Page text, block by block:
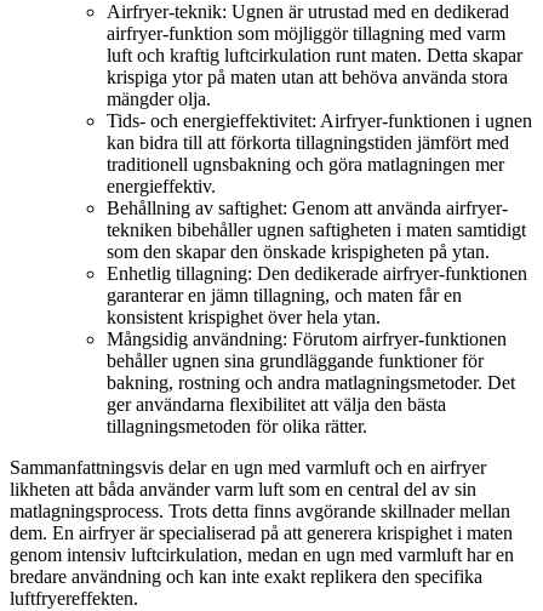
Airfryer-teknik: Ugnen är utrustad med en dedikerad
airfryer-funktion som möjliggör tillagning med varm
luft och kraftig luftcirkulation runt maten. Detta skapar
krispiga ytor på maten utan att behöva använda stora
mängder olja.
Tids- och energieffektivitet: Airfryer-funktionen i ugnen
kan bidra till att förkorta tillagningstiden jämfört med
traditionell ugnsbakning och göra matlagningen mer
energieffektiv.
Behållning av saftighet: Genom att använda airfryer-
tekniken bibehåller ugnen saftigheten i maten samtidigt
som den skapar den önskade krispigheten på ytan.
Enhetlig tillagning: Den dedikerade airfryer-funktionen
garanterar en jämn tillagning, och maten får en
konsistent krispighet över hela ytan.
Mångsidig användning: Förutom airfryer-funktionen
behåller ugnen sina grundläggande funktioner för
bakning, rostning och andra matlagningsmetoder. Det
ger användarna flexibilitet att välja den bästa
tillagningsmetoden för olika rätter.
Sammanfattningsvis delar en ugn med varmluft och en airfryer
likheten att båda använder varm luft som en central del av sin
matlagningsprocess. Trots detta finns avgörande skillnader mellan
dem. En airfryer är specialiserad på att generera krispighet i maten
genom intensiv luftcirkulation, medan en ugn med varmluft har en
bredare användning och kan inte exakt replikera den specifika
luftfryereffekten.